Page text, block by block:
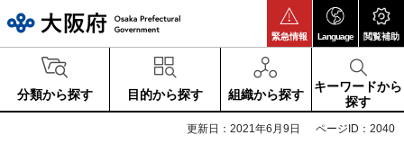
緊急情報 Language 閲覧補助
分類から探す 目的から探す 組織から探す
キーワードから
探す
更新日：2021年6月9日 ページID：2040